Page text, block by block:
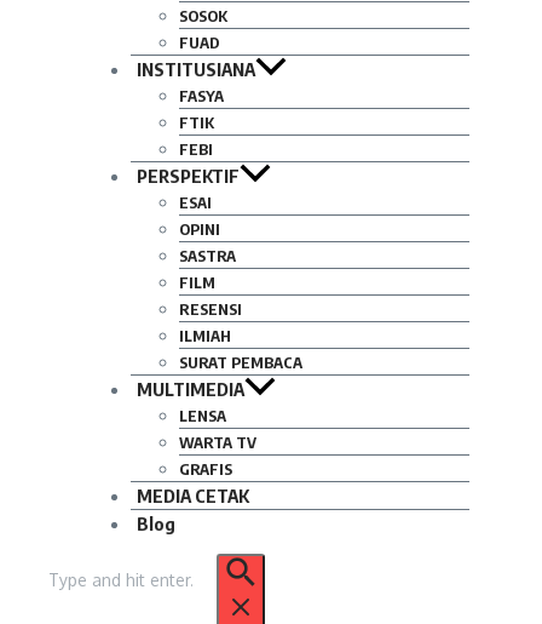
SOSOK
FUAD
INSTITUSIANA
FASYA
FTIK
FEBI
PERSPEKTIF
ESAI
OPINI
SASTRA
FILM
RESENSI
ILMIAH
SURAT PEMBACA
MULTIMEDIA
LENSA
WARTA TV
GRAFIS
MEDIA CETAK
Blog
untuk: